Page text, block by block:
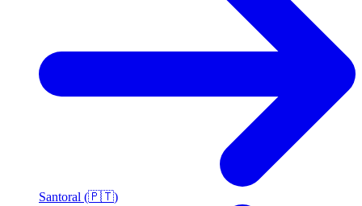
Santoral (🇵🇹)